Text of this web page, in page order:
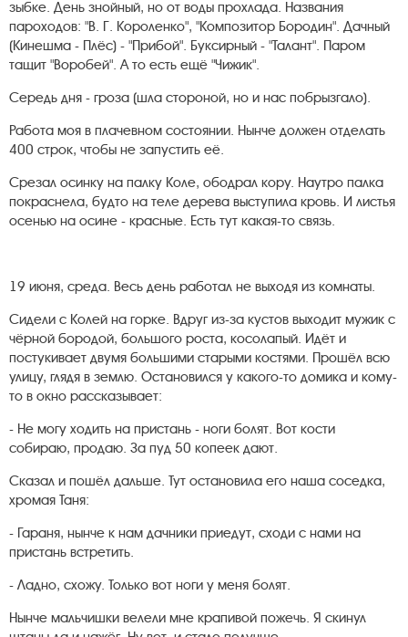
зыбке. День знойный, но от воды прохлада. Названия
пароходов: "В. Г. Короленко", "Композитор Бородин". Дачный
(Кинешма - Плёс) - "Прибой". Буксирный - "Талант". Паром
тащит "Воробей". А то есть ещё "Чижик".
Середь дня - гроза (шла стороной, но и нас побрызгало).
Работа моя в плачевном состоянии. Нынче должен отделать
400 строк, чтобы не запустить её.
Срезал осинку на палку Коле, ободрал кору. Наутро палка
покраснела, будто на теле дерева выступила кровь. И листья
осенью на осине - красные. Есть тут какая-то связь.
19 июня, среда. Весь день работал не выходя из комнаты.
Сидели с Колей на горке. Вдруг из-за кустов выходит мужик с
чёрной бородой, большого роста, косолапый. Идёт и
постукивает двумя большими старыми костями. Прошёл всю
улицу, глядя в землю. Остановился у какого-то домика и кому-
то в окно рассказывает:
- Не могу ходить на пристань - ноги болят. Вот кости
собираю, продаю. За пуд 50 копеек дают.
Сказал и пошёл дальше. Тут остановила его наша соседка,
хромая Таня:
- Гараня, нынче к нам дачники приедут, сходи с нами на
пристань встретить.
- Ладно, схожу. Только вот ноги у меня болят.
Нынче мальчишки велели мне крапивой пожечь. Я скинул